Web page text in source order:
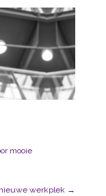
mooie
werkplek →